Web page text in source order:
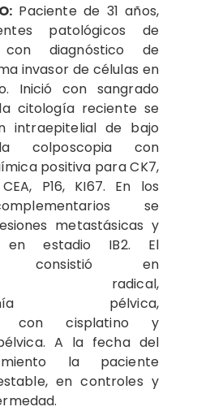
Paciente de 31 años,
patológicos de
con diagnóstico de
invasor de células en
Inició con sangrado
citología reciente se
intraepitelial de bajo
colposcopia con
positiva para CK7,
P16, KI67. En los
se
metastásicas y
en estadio IB2. El
consistió en
radical,
pélvica,
con cisplatino y
A la fecha del
la paciente
en controles y